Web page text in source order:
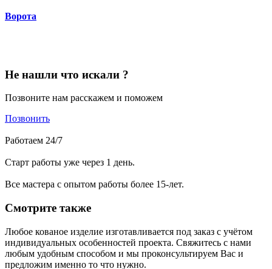
Ворота
Не нашли что искали ?
Позвоните нам расскажем и поможем
Позвонить
Работаем 24/7
Старт работы уже через 1 день.
Все мастера с опытом работы более 15-лет.
Смотрите также
Любое кованое изделие изготавливается под заказ с учётом
индивидуальных особенностей проекта. Свяжитесь с нами
любым удобным способом и мы проконсультируем Вас и
предложим именно то что нужно.